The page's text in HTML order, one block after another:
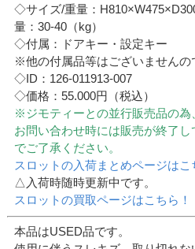
◇サイズ/重量：
量：30-40（kg）
◇付属：ドアキー・設定キー
※他の付属品等はございません
◇ID：126-011913-007
◇価格：55.000円（税込）
※ジモティーとの並行販売品の為
お問い合わせ時には販売が終了
でご了承ください。
スロットの入荷まとめページはこ
△入荷時随時更新中です。
スロットの買取ページはこちら！
本品はUSED品です。